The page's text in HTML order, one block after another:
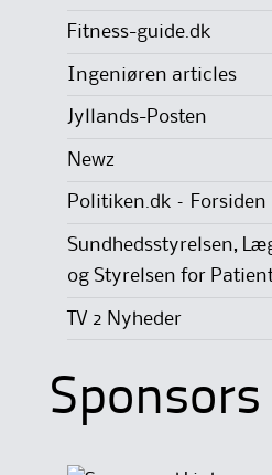
Fitness-guide.dk
Ingeniøren articles
Jyllands-Posten
Newz
Politiken.dk – Forsiden
Sundhedsstyrelsen,
og Styrelsen for
TV 2 Nyheder
Sponsors